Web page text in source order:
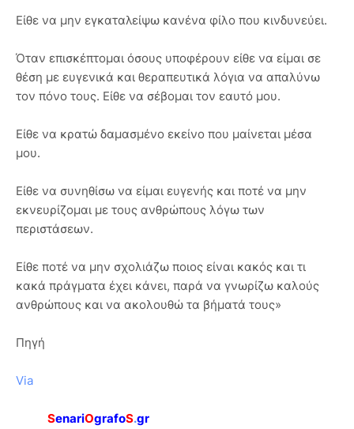
Είθε να μην εγκαταλείψω κανένα φίλο που κινδυνεύει.
Όταν επισκέπτομαι όσους υποφέρουν είθε να είμαι σε
θέση με ευγενικά και θεραπευτικά λόγια να απαλύνω
τον πόνο τους. Είθε να σέβομαι τον εαυτό μου.
Είθε να κρατώ δαμασμένο εκείνο που μαίνεται μέσα
μου.
Είθε να συνηθίσω να είμαι ευγενής και ποτέ να μην
εκνευρίζομαι με τους ανθρώπους λόγω των
περιστάσεων.
Είθε ποτέ να μην σχολιάζω ποιος είναι κακός και τι
κακά πράγματα έχει κάνει, παρά να γνωρίζω καλούς
ανθρώπους και να ακολουθώ τα βήματά τους»
Πηγή
Via
SenariOgrafoS.gr